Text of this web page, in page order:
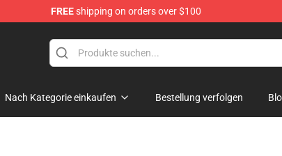
FREEshipping on orders over $100
Nach Kategorie einkaufen Bestellung verfolgen